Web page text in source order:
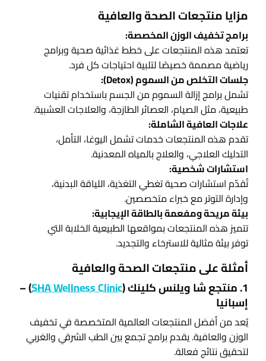
مزايا منتجعات الصحة والعافية
برامج تخفيف الوزن المخصصة:
تعتمد هذه المنتجعات على خطط غذائية صحية وبرامج
رياضية مصممة خصيصًا لتلبية احتياجات كل فرد.
جلسات التخلص من السموم (Detox):
تشمل برامج إزالة السموم من الجسم باستخدام تقنيات
طبيعية، مثل الصيام، العصائر الطازجة، والعلاجات العشبية.
علاجات العافية الشاملة:
تقدم هذه المنتجعات خدمات تشمل اليوغا، التأمل،
التدليك العلاجي، والعلاج بالمياه المعدنية.
استشارات شخصية:
تُقدّم استشارات صحية تغطي التغذية، اللياقة البدنية،
وإدارة التوتر مع خبراء متخصصين.
بيئة مريحة ومفعمة بالطاقة الإيجابية:
تتميز هذه المنتجعات بمواقعها الطبيعية الخلابة التي
توفر بيئة مثالية للاسترخاء والتجديد.
أمثلة على منتجعات الصحة والعافية
1. منتجع شا ويلنس كلينك ( SHA Wellness Clinic
) –
إسبانيا
يُعد من أفضل المنتجعات العالمية المتخصصة في تخفيف
الوزن والعافية. يقدم برامج تجمع بين الطب الشرقي والغربي
لتحقيق نتائج فعالة.